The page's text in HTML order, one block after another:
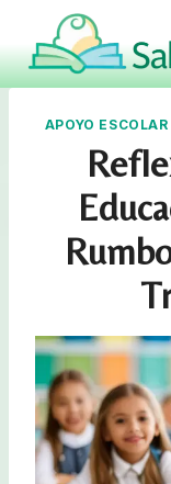
content
APOYO ESCOLAR